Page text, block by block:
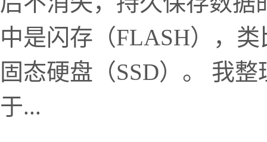
中是闪存（FLASH），
固态硬盘（SSD）。 我
于...